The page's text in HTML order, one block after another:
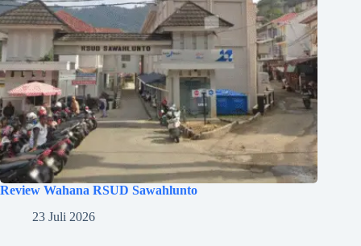
Review Wahana RSUD Sawahlunto
23 Juli 2026